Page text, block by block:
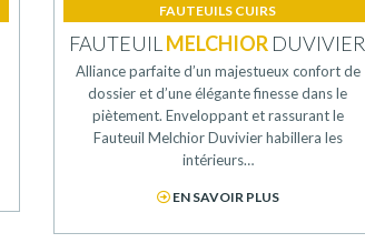
FAUTEUILS CUIRS
FAUTEUIL MELCHIOR DUVIVIER
Alliance parfaite d’un majestueux confort de
dossier et d’une élégante finesse dans le
piètement. Enveloppant et rassurant le
Fauteuil Melchior Duvivier habillera les
intérieurs…
EN SAVOIR PLUS